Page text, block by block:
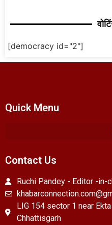
[democracy id="2"]
Quick Menu
Contact Us
Ruchi Pandey - Editor -in-
LIG 154 sector 1 near
Chhattisgarh